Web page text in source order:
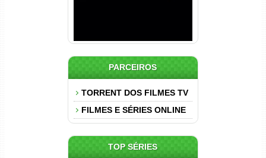
PARCEIROS
TORRENT DOS FILMES TV
FILMES E SÉRIES ONLINE
TOP SÉRIES